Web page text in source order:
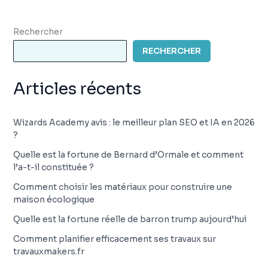
Rechercher
RECHERCHER
Articles récents
Wizards Academy avis : le meilleur plan SEO et IA en 2026
?
Quelle est la fortune de Bernard d’Ormale et comment
l’a-t-il constituée ?
Comment choisir les matériaux pour construire une
maison écologique
Quelle est la fortune réelle de barron trump aujourd’hui
Comment planifier efficacement ses travaux sur
travauxmakers.fr